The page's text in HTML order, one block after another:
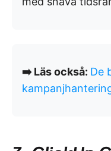
➡️ Läs också: De